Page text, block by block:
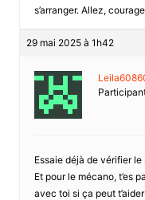
s’arranger. Allez,
29 mai 2025 à 1h42
Essaie déjà de vérifier le
Et pour le mécano, t’es
avec toi si ça peut